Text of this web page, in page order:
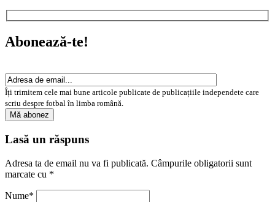
Abonează-te!
Îți trimitem cele mai bune articole publicate de publicațiile independete care
scriu despre fotbal în limba română.
Lasă un răspuns
Adresa ta de email nu va fi publicată. Câmpurile obligatorii sunt
marcate cu *
Nume*